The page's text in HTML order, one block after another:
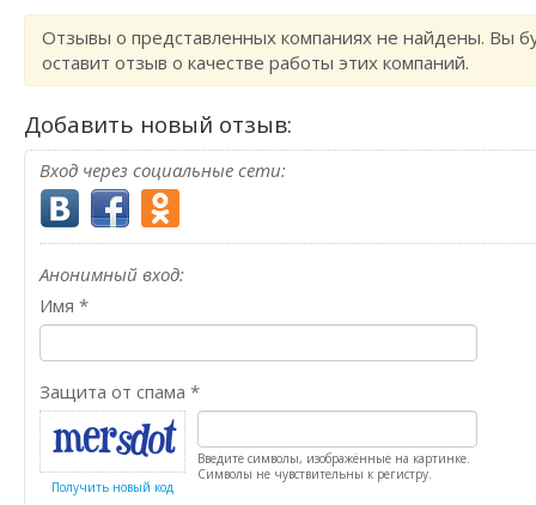
Отзывы о представленных компаниях не найдены. Вы
оставит отзыв о качестве работы этих компаний.
Добавить новый отзыв:
Вход через социальные сети:
Анонимный вход:
Имя *
Защита от спама *
Получить новый код
Введите символы, изображённые на картинке.
Символы не чувствительны к регистру.